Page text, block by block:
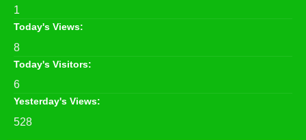
1
Today's Views:
8
Today's Visitors:
6
Yesterday's Views:
528